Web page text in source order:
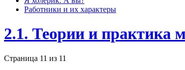
Работники и их характеры
2.1. Теории и практика
Страница 11 из 11